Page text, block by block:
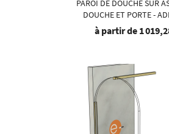
PAROI DE DOUCHE SUR
DOUCHE ET PORTE -
à partir de 1